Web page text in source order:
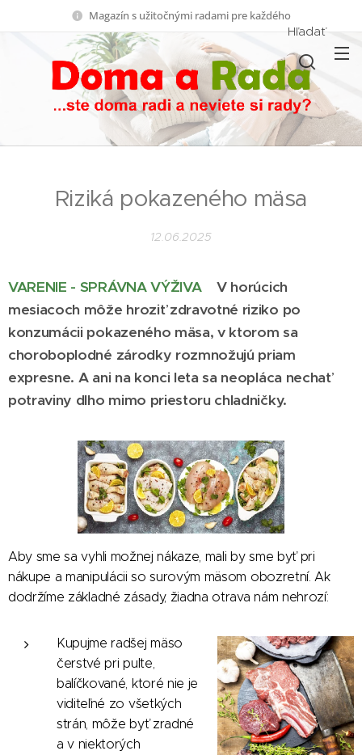
Magazín s užitočnými radami pre každého
Hľadať
Riziká pokazeného mäsa
12.06.2025
VARENIE - SPRÁVNA VÝŽIVA
V horúcich
mesiacoch môže hroziť zdravotné riziko po
konzumácii pokazeného mäsa, v ktorom sa
choroboplodné zárodky rozmnožujú priam
expresne. A ani na konci leta sa neopláca nechať
potraviny dlho mimo priestoru chladničky.
Aby sme sa vyhli možnej nákaze, mali by sme byť pri
nákupe a manipulácii so surovým mäsom obozretní. Ak
dodržíme základné zásady, žiadna otrava nám nehrozí:
Kupujme radšej mäso
čerstvé pri pulte,
balíčkované, ktoré nie je
viditeľné zo všetkých
strán, môže byť zradné
a v niektorých